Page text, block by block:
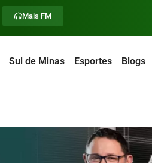
Mais FM
Sul de Minas Esportes Blogs